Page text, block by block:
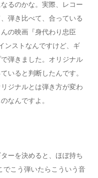
るのかな。実際、レコー
弾き比べて、合っている
の映画『身代わり忠臣
ンストなんですけど、ギ
弾きました。オリジナル
いると判断したんです。
ジナルとは弾き方が変わ
なんですよ。
ーを決めると、ほぼ持ち
でこう弾いたらこういう音